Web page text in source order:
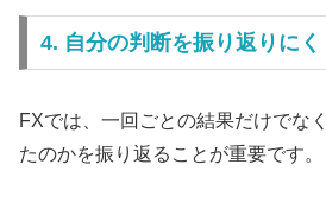
4. 自分の判断を振り返りにく
FXでは、一回ごとの結果だけでな
たのかを振り返ることが重要です。